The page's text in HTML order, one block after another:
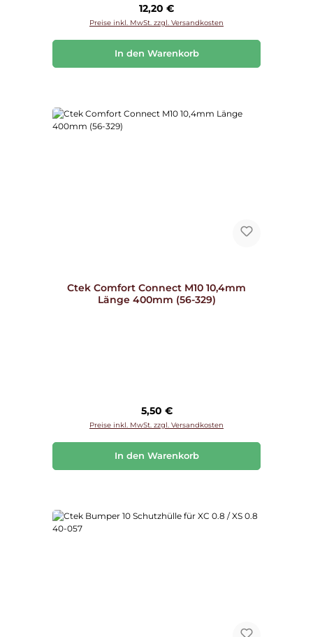
Regulärer Preis:
12,20 €
Preise inkl. MwSt. zzgl. Versandkosten
In den Warenkorb
Ctek Comfort Connect M10 10,4mm
Länge 400mm (56-329)
Regulärer Preis:
5,50 €
Preise inkl. MwSt. zzgl. Versandkosten
In den Warenkorb